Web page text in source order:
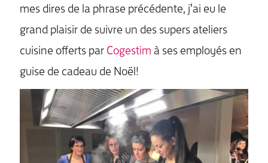
mes dires de la phrase précédente, j’ai eu le
grand plaisir de suivre un des supers ateliers
cuisine offerts par Cogestim à ses employés en
guise de cadeau de Noël!